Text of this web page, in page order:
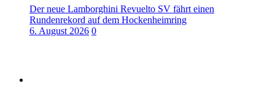
Der neue Lamborghini Revuelto SV fährt einen
Rundenrekord auf dem Hockenheimring
6. August 2026 0